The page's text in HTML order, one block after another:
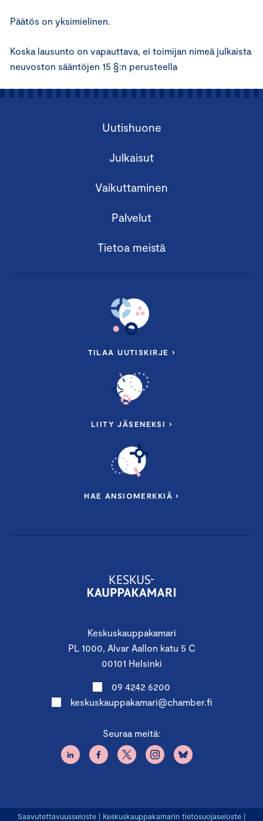
Päätös on yksimielinen.
Koska lausunto on vapauttava, ei toimijan nimeä julkaista
neuvoston sääntöjen 15 §:n perusteella
Keskuskauppakamari
PL 1000, Alvar Aallon katu 5 C
00101 Helsinki
09 4242 6200
keskuskauppakamari@chamber.fi
Seuraa meitä:
Uutishuone
Julkaisut
Vaikuttaminen
Palvelut
Tietoa meistä
TILAA UUTISKIRJE ›
LIITY JÄSENEKSI ›
HAE ANSIOMERKKIÄ ›
Saavutettavuusseloste | Keskuskauppakamarin tietosuojaseloste |